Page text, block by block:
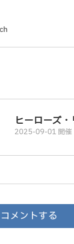
ヒーローズ
2025-09-01 開催
コメントする